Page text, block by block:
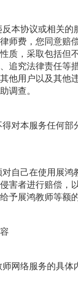
反本协议或相关
师费，您同意赔
质，采取包括但
追究法律责任等
他用户以及其他
调查。
得对本服务任何
对自己在使用展
害者进行赔偿，
予展鸿教师等额
网络服务的具体